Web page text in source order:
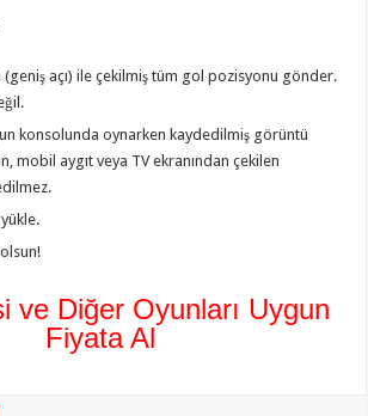
(geniş açı) ile çekilmiş tüm gol pozisyonu gönder.
konsolunda oynarken kaydedilmiş görüntü
mobil aygıt veya TV ekranından çekilen
ve Diğer Oyunları Uygun
Fiyata Al